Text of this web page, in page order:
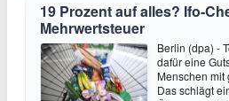
19 Prozent auf alles? Ifo-
Mehrwertsteuer
Berlin (dpa) -
dafür eine
Menschen mit
Das schlägt